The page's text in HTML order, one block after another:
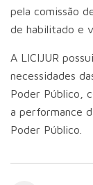
pela comissão
de habilitado e
A LICIJUR
necessidades
Poder Público,
a performance
Poder Público.